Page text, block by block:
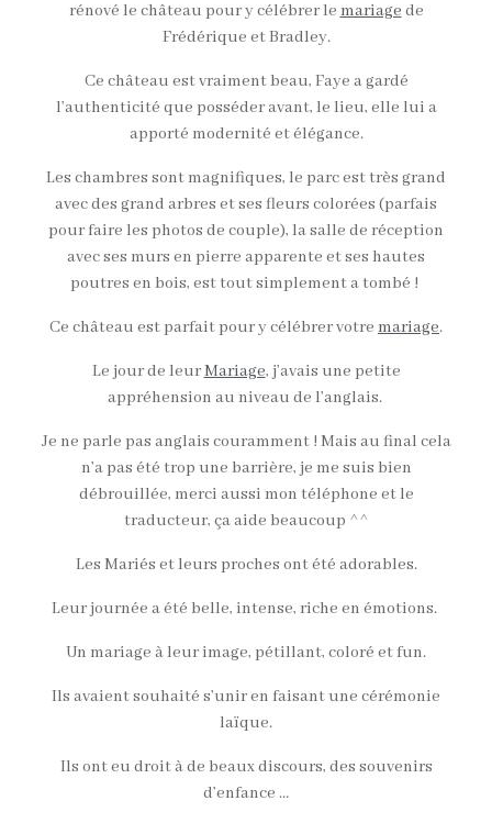
rénové le château pour y célébrer le mariage de
Frédérique et Bradley.
Ce château est vraiment beau, Faye a gardé
l’authenticité que posséder avant, le lieu, elle lui a
apporté modernité et élégance.
Les chambres sont magnifiques, le parc est très grand
avec des grand arbres et ses fleurs colorées (parfais
pour faire les photos de couple), la salle de réception
avec ses murs en pierre apparente et ses hautes
poutres en bois, est tout simplement a tombé !
Ce château est parfait pour y célébrer votre mariage.
Le jour de leurMariage, j’avais une petite
appréhension au niveau de l’anglais.
Je ne parle pas anglais couramment ! Mais au final cela
n’a pas été trop une barrière, je me suis bien
débrouillée, merci aussi mon téléphone et le
traducteur, ça aide beaucoup ^^
Les Mariés et leurs proches ont été adorables.
Leur journée a été belle, intense, riche en émotions.
Un mariage à leur image, pétillant, coloré et fun.
Ils avaient souhaité s’unir en faisant une cérémonie
laïque.
Ils ont eu droit à de beaux discours, des souvenirs
d’enfance …